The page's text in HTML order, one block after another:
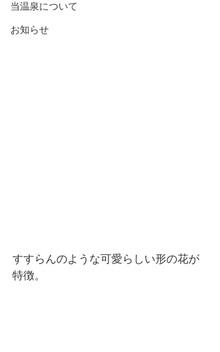
当温泉について
お知らせ
すすらんのような可愛らしい形の花が
特徴。